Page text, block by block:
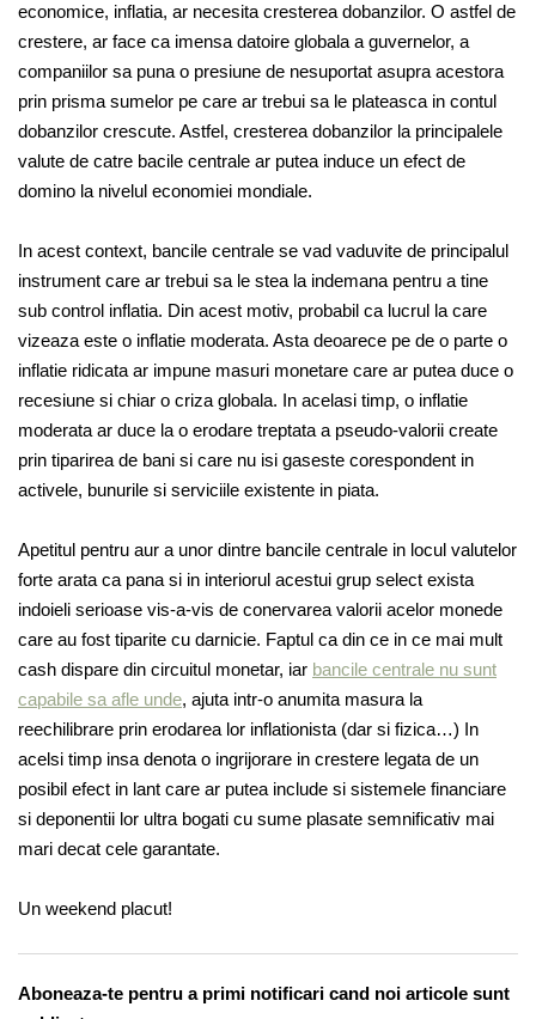
economice, inflatia, ar necesita cresterea dobanzilor. O astfel de
crestere, ar face ca imensa datoire globala a guvernelor, a
companiilor sa puna o presiune de nesuportat asupra acestora
prin prisma sumelor pe care ar trebui sa le plateasca in contul
dobanzilor crescute. Astfel, cresterea dobanzilor la principalele
valute de catre bacile centrale ar putea induce un efect de
domino la nivelul economiei mondiale.
In acest context, bancile centrale se vad vaduvite de principalul
instrument care ar trebui sa le stea la indemana pentru a tine
sub control inflatia. Din acest motiv, probabil ca lucrul la care
vizeaza este o inflatie moderata. Asta deoarece pe de o parte o
inflatie ridicata ar impune masuri monetare care ar putea duce o
recesiune si chiar o criza globala. In acelasi timp, o inflatie
moderata ar duce la o erodare treptata a pseudo-valorii create
prin tiparirea de bani si care nu isi gaseste corespondent in
activele, bunurile si serviciile existente in piata.
Apetitul pentru aur a unor dintre bancile centrale in locul valutelor
forte arata ca pana si in interiorul acestui grup select exista
indoieli serioase vis-a-vis de conervarea valorii acelor monede
care au fost tiparite cu darnicie. Faptul ca din ce in ce mai mult
cash dispare din circuitul monetar, iar bancile centrale nu sunt
capabile sa afle unde, ajuta intr-o anumita masura la
reechilibrare prin erodarea lor inflationista (dar si fizica…) In
acelsi timp insa denota o ingrijorare in crestere legata de un
posibil efect in lant care ar putea include si sistemele financiare
si deponentii lor ultra bogati cu sume plasate semnificativ mai
mari decat cele garantate.
Un weekend placut!
Aboneaza-te pentru a primi notificari cand noi articole sunt